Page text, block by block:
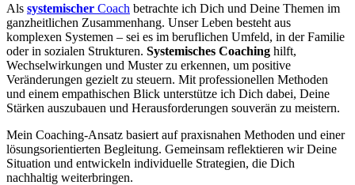
Als systemischer Coach betrachte ich Dich und Deine Themen im
ganzheitlichen Zusammenhang. Unser Leben besteht aus
komplexen Systemen – sei es im beruflichen Umfeld, in der Familie
oder in sozialen Strukturen. Systemisches Coaching hilft,
Wechselwirkungen und Muster zu erkennen, um positive
Veränderungen gezielt zu steuern. Mit professionellen Methoden
und einem empathischen Blick unterstütze ich Dich dabei, Deine
Stärken auszubauen und Herausforderungen souverän zu meistern.
Mein Coaching-Ansatz basiert auf praxisnahen Methoden und einer
lösungsorientierten Begleitung. Gemeinsam reflektieren wir Deine
Situation und entwickeln individuelle Strategien, die Dich
nachhaltig weiterbringen.